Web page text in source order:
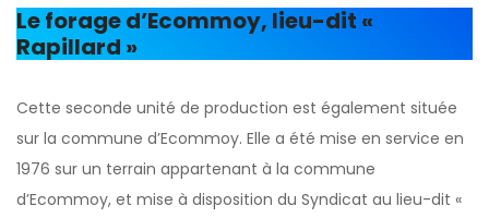
Le forage d’Ecommoy, lieu-dit «
Rapillard »
Cette seconde unité de production est également située
sur la commune d’Ecommoy. Elle a été mise en service en
1976 sur un terrain appartenant à la commune
d’Ecommoy, et mise à disposition du Syndicat au lieu-dit «